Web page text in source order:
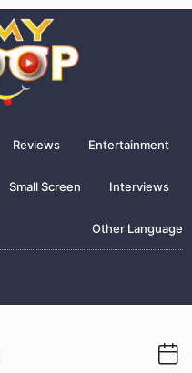
Reviews Entertainment
Small Screen Interviews
Other Language